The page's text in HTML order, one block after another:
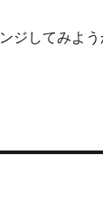
ジしてみよう